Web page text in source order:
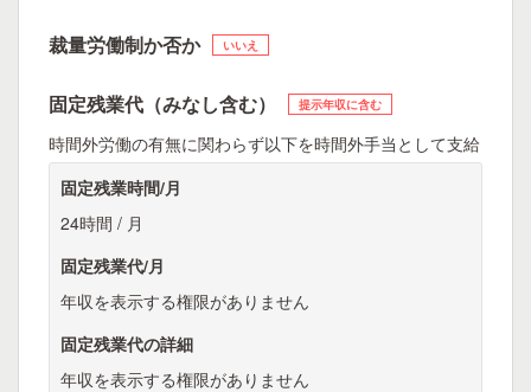
裁量労働制か否か いいえ
固定残業代（みなし含む） 提示年収に含む
時間外労働の有無に関わらず以下を時間外手当として支給
固定残業時間/月
24時間 / 月
固定残業代/月
年収を表示する権限がありません
固定残業代の詳細
年収を表示する権限がありません